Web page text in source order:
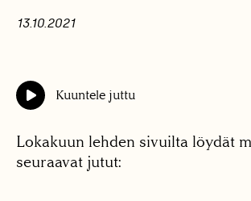
13.10.2021
Kuuntele juttu
Lokakuun lehden sivuilta löydät
seuraavat jutut: